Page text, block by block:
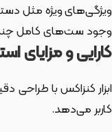
ویژگی‌های ویژه مثل
وجود ست‌های کامل
کارایی و مزایای
ابزار کنزاکس با طراحی
کاربر می‌دهد.